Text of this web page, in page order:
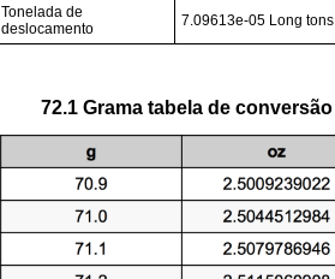
Tonelada de
deslocamento
7.09613e-05 Long tons
72.1 Grama tabela de conversão